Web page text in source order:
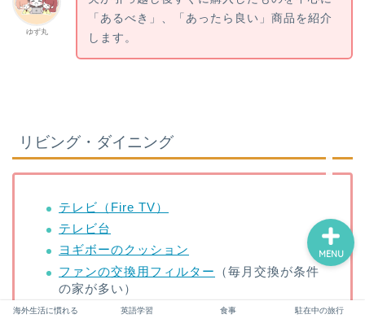
ゆず丸
「あるべき」、「あったら良い」商品を紹介
します。
リビング・ダイニング
テレビ（Fire TV）
テレビ台
ヨギボーのクッション
ファンの交換用フィルター
（毎月交換が条件
の家が多い）
食卓テーブル・椅子
海外生活に慣れる 英語学習 食事 駐在中の旅行
MENU
ト・心構え）
駐在を満喫するために